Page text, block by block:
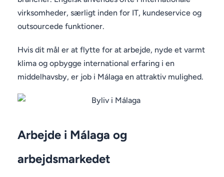
virksomheder, særligt inden for IT, kundeservice og
outsourcede funktioner.
Hvis dit mål er at flytte for at arbejde, nyde et varmt
klima og opbygge international erfaring i en
middelhavsby, er job i Málaga en attraktiv mulighed.
Arbejde i Málaga og
arbejdsmarkedet